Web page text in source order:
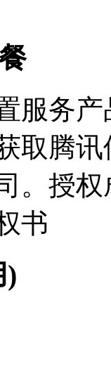
服务
取腾
。授
书
)